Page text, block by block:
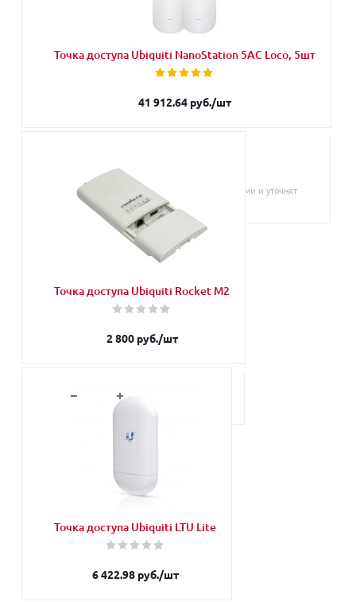
Точка доступа Ubiquiti NanoStation 5AC Loco, 5шт
41 912.64 руб./шт
Наши менеджеры обязательно свяжутся с Вами и уточнят
условия заказа
Точка доступа Ubiquiti Rocket M2
2 800руб./шт
Точка доступа Ubiquiti LTU Lite
6 422.98руб./шт